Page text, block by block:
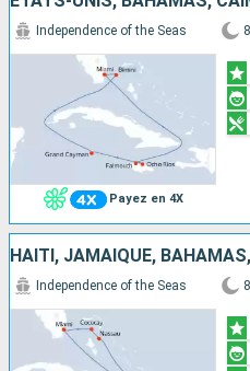
Payez en 4X
Independence of the Seas
HAÏTI, JAMAÏQUE,
Independence of the Seas